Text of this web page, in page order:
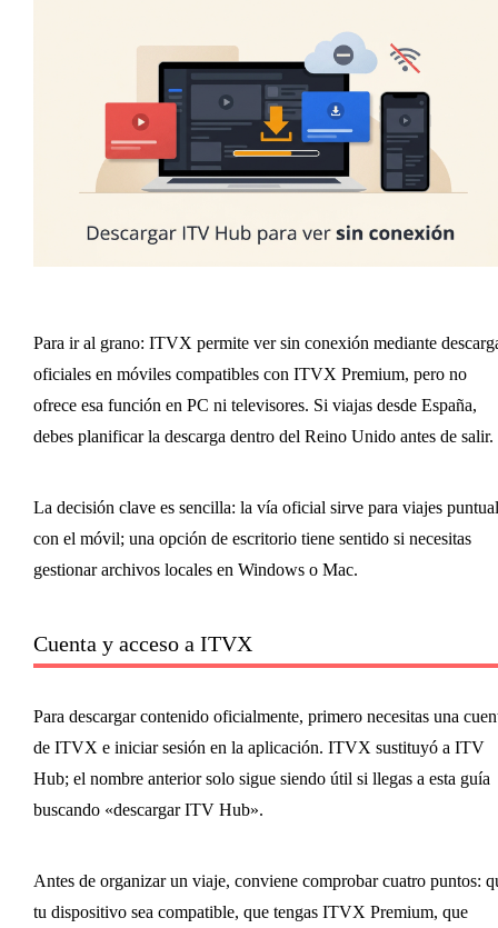
Para ir al grano: ITVX permite ver sin conexión mediante
oficiales en móviles compatibles con ITVX Premium, pero no
ofrece esa función en PC ni televisores. Si viajas desde España,
debes planificar la descarga dentro del Reino Unido antes de salir.
La decisión clave es sencilla: la vía oficial sirve para viajes
con el móvil; una opción de escritorio tiene sentido si necesitas
gestionar archivos locales en Windows o Mac.
Cuenta y acceso a ITVX
Para descargar contenido oficialmente, primero necesitas una
de ITVX e iniciar sesión en la aplicación. ITVX sustituyó a ITV
Hub; el nombre anterior solo sigue siendo útil si llegas a esta guía
buscando «descargar ITV Hub».
Antes de organizar un viaje, conviene comprobar cuatro puntos:
tu dispositivo sea compatible, que tengas ITVX Premium, que